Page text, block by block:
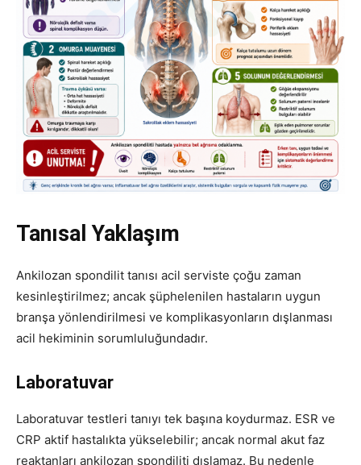
Tanısal Yaklaşım
Ankilozan spondilit tanısı acil serviste çoğu zaman
kesinleştirilmez; ancak şüphelenilen hastaların uygun
branşa yönlendirilmesi ve komplikasyonların dışlanması
acil hekiminin sorumluluğundadır.
Laboratuvar
Laboratuvar testleri tanıyı tek başına koydurmaz. ESR ve
CRP aktif hastalıkta yükselebilir; ancak normal akut faz
reaktanları ankilozan spondiliti dışlamaz. Bu nedenle